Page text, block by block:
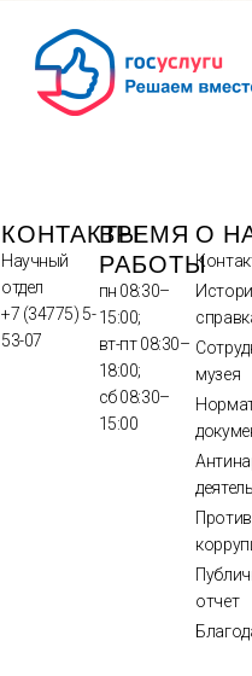
КОНТАКТЫ
Научный
отдел
+7 (34775) 5-
53-07
ВРЕМЯ
РАБОТЫ
пн 08:30–
15:00;
вт-пт 08:30–
18:00;
сб 08:30–
15:00
О
музея
отчет